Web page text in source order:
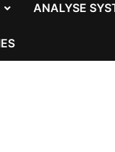
ANALYSE